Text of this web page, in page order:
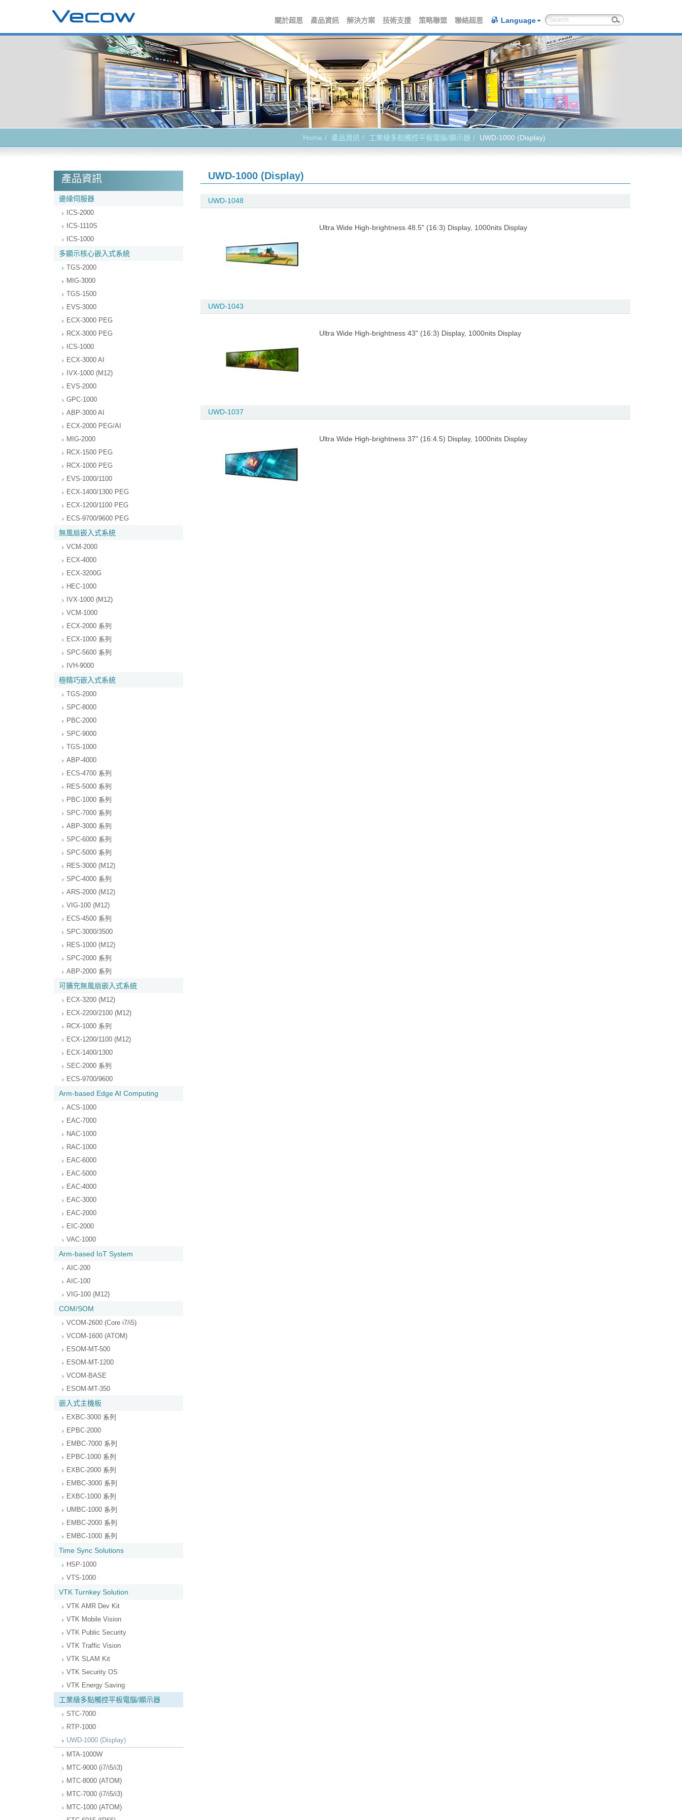
關於超恩 產品資訊 解決方案 技術支援 策略聯盟 聯絡超恩 Language
Home 產品資訊 工業級多點觸控平板電腦/顯示器 UWD-1000 (Display)
產品資訊
邊緣伺服器
ICS-2000
ICS-1110S
ICS-1000
多顯示核心嵌入式系統
TGS-2000
MIG-3000
TGS-1500
EVS-3000
ECX-3000 PEG
RCX-3000 PEG
ICS-1000
ECX-3000 AI
IVX-1000 (M12)
EVS-2000
GPC-1000
ABP-3000 AI
ECX-2000 PEG/AI
MIG-2000
RCX-1500 PEG
RCX-1000 PEG
EVS-1000/1100
ECX-1400/1300 PEG
ECX-1200/1100 PEG
ECS-9700/9600 PEG
無風扇嵌入式系統
VCM-2000
ECX-4000
ECX-3200G
HEC-1000
IVX-1000 (M12)
VCM-1000
ECX-2000 系列
ECX-1000 系列
SPC-5600 系列
IVH-9000
極精巧嵌入式系統
TGS-2000
SPC-8000
PBC-2000
SPC-9000
TGS-1000
ABP-4000
ECS-4700 系列
RES-5000 系列
PBC-1000 系列
SPC-7000 系列
ABP-3000 系列
SPC-6000 系列
SPC-5000 系列
RES-3000 (M12)
SPC-4000 系列
ARS-2000 (M12)
VIG-100 (M12)
ECS-4500 系列
SPC-3000/3500
RES-1000 (M12)
SPC-2000 系列
ABP-2000 系列
可擴充無風扇嵌入式系統
ECX-3200 (M12)
ECX-2200/2100 (M12)
RCX-1000 系列
ECX-1200/1100 (M12)
ECX-1400/1300
SEC-2000 系列
ECS-9700/9600
Arm-based Edge AI Computing
ACS-1000
EAC-7000
NAC-1000
RAC-1000
EAC-6000
EAC-5000
EAC-4000
EAC-3000
EAC-2000
EIC-2000
VAC-1000
Arm-based IoT System
AIC-200
AIC-100
VIG-100 (M12)
COM/SOM
VCOM-2600 (Core i7/i5)
VCOM-1600 (ATOM)
ESOM-MT-500
ESOM-MT-1200
VCOM-BASE
ESOM-MT-350
嵌入式主機板
EXBC-3000 系列
EPBC-2000
EMBC-7000 系列
EPBC-1000 系列
EXBC-2000 系列
EMBC-3000 系列
EXBC-1000 系列
UMBC-1000 系列
EMBC-2000 系列
EMBC-1000 系列
Time Sync Solutions
HSP-1000
VTS-1000
VTK Turnkey Solution
VTK AMR Dev Kit
VTK Mobile Vision
VTK Public Security
VTK Traffic Vision
VTK SLAM Kit
VTK Security OS
VTK Energy Saving
工業級多點觸控平板電腦/顯示器
STC-7000
RTP-1000
UWD-1000 (Display)
MTA-1000W
MTC-9000 (i7/i5/i3)
MTC-8000 (ATOM)
MTC-7000 (i7/i5/i3)
MTC-1000 (ATOM)
UWD-1000 (Display)
UWD-1048
Ultra Wide High-brightness 48.5" (16:3) Display, 1000nits Display
UWD-1043
Ultra Wide High-brightness 43" (16:3) Display, 1000nits Display
UWD-1037
Ultra Wide High-brightness 37" (16:4.5) Display, 1000nits Display